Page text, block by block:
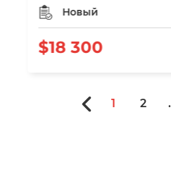
Новый
$18 300
1 2